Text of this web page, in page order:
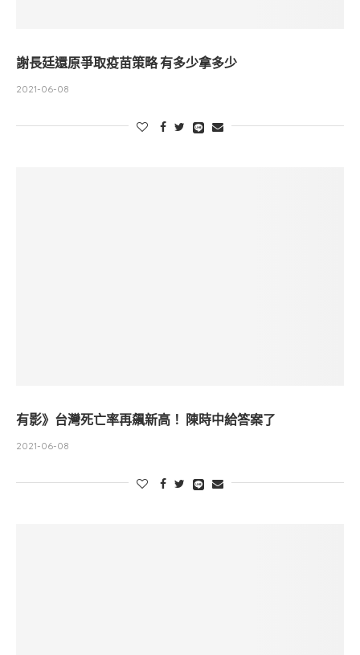
謝長廷還原爭取疫苗策略 有多少拿多少
2021-06-08
有影》台灣死亡率再飆新高！ 陳時中給答案了
2021-06-08